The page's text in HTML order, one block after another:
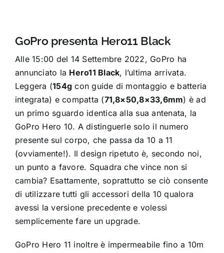
GoPro presenta Hero11 Black
Alle 15:00 del 14 Settembre 2022, GoPro ha
annunciato la Hero11 Black, l’ultima arrivata.
Leggera (154g con guide di montaggio e batteria
integrata) e compatta (71,8×50,8×33,6mm) è ad
un primo sguardo identica alla sua antenata, la
GoPro Hero 10. A distinguerle solo il numero
presente sul corpo, che passa da 10 a 11
(ovviamente!). Il design ripetuto è, secondo noi,
un punto a favore. Squadra che vince non si
cambia? Esattamente, soprattutto se ciò consente
di utilizzare tutti gli accessori della 10 qualora
avessi la versione precedente e volessi
semplicemente fare un upgrade.
GoPro Hero 11 inoltre è impermeabile fino a 10m